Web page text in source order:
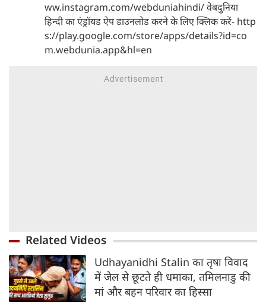
ww.instagram.com/webduniahindi/ वेबदुनिया
हिन्दी का एंड्रॉयड ऐप डाउनलोड करने के लिए क्लिक करें- http
s://play.google.com/store/apps/details?id=co
m.webdunia.app&hl=en
Related Videos
Udhayanidhi Stalin का तृषा विवाद
में जेल से छूटते ही धमाका, तमिलनाडु की
मां और बहन परिवार का हिस्सा